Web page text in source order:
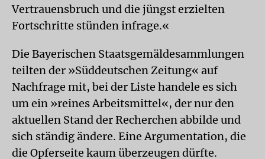
Vertrauensbruch und die jüngst erzielten
Fortschritte stünden infrage.«
Die Bayerischen Staatsgemäldesammlungen
teilten der »Süddeutschen Zeitung« auf
Nachfrage mit, bei der Liste handele es sich
um ein »reines Arbeitsmittel«, der nur den
aktuellen Stand der Recherchen abbilde und
sich ständig ändere. Eine Argumentation, die
die Opferseite kaum überzeugen dürfte.